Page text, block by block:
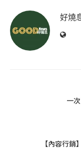
好燒
一
【內容行